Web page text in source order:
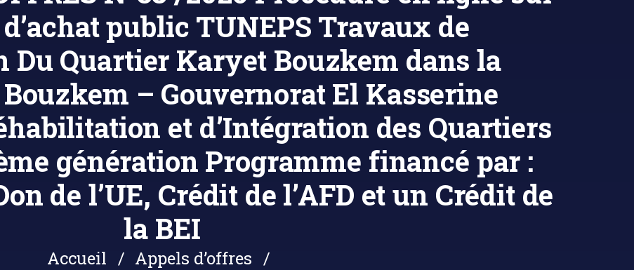
public TUNEPS Travaux de
Du Quartier Karyet Bouzkem dans la
– Gouvernorat El Kasserine
et d’Intégration des Quartiers
génération Programme financé par :
de l’UE, Crédit de l’AFD et un Crédit de
la BEI
Accueil
Appels d’offres